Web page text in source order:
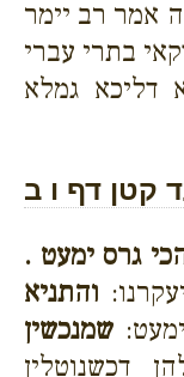
אמר רב יימר
בתרי עברי
דליכא גמלא
קטן דף ו ב
גרס ימעט .
והתניא
שמנכשין
דכשנוטלין